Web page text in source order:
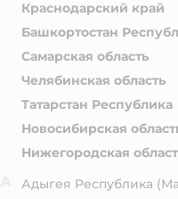
Краснодарский край
Башкортостан
Самарская область
Челябинская область
Татарстан Республика
Новосибирская
Нижегородская
Адыгея Республика